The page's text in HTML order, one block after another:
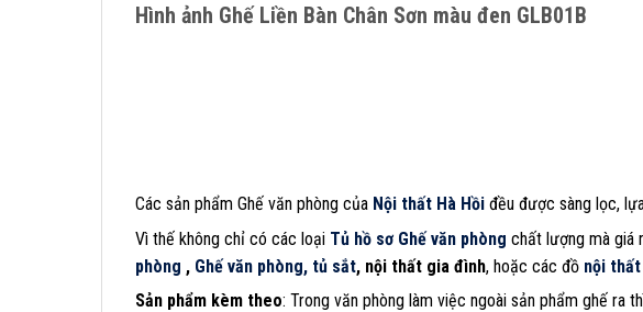
Hình ảnh Ghế Liền Bàn Chân Sơn màu đen GLB01B
Các sản phẩm Ghế văn phòng của Nội thất Hà Hồi đều được sàng lọc,
Vì thế không chỉ có các loại Tủ hồ sơ Ghế văn phòng chất lượng mà giá
phòng , Ghế văn phòng, tủ sắt, nội thất gia đình, hoặc các đồ nội thất
Sản phẩm kèm theo: Trong văn phòng làm việc ngoài sản phẩm ghế ra